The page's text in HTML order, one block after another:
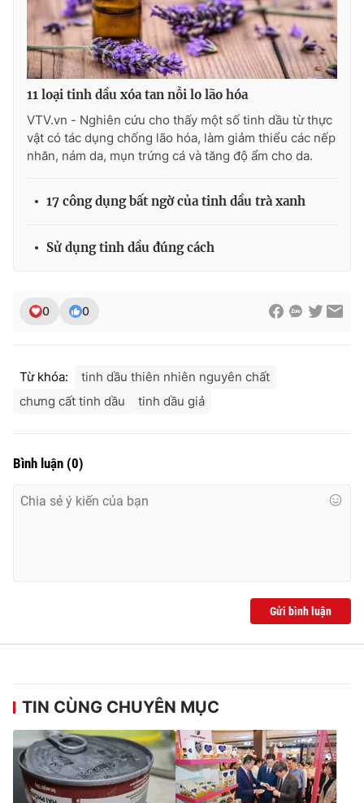
Ðiện thoại Thời báo VTV:024.66 897 897
Email:toasoan@vtv.vn
Liên hệ quảng cáo:024-7300.7108
thông tin từ website này.
11 loại tinh dầu xóa tan nỗi lo lão hóa
VTV.vn - Nghiên cứu cho thấy một số tinh dầu từ thực
vật có tác dụng chống lão hóa, làm giảm thiểu các nếp
nhăn, nám da, mụn trứng cá và tăng độ ẩm cho da.
17 công dụng bất ngờ của tinh dầu trà xanh
Sử dụng tinh dầu đúng cách
0 0
Từ khóa:
tinh dầu thiên nhiên nguyên chất
chưng cất tinh dầu
tinh dầu giả
Bình luận (0)
Gửi bình luận
TIN CÙNG CHUYÊN MỤC